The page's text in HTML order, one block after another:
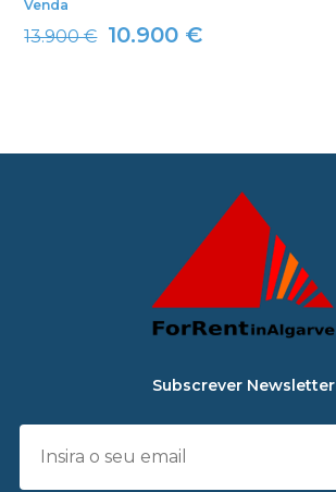
Venda
13.900 € 10.900 €
Subscrever Newsletter